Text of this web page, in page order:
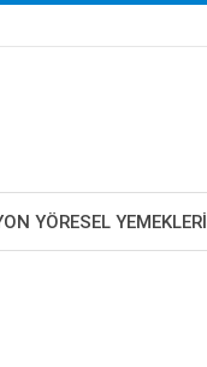
YÖRESEL YEMEKLERI